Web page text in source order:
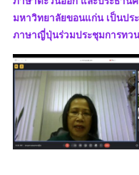
มหาวิทยาลัยขอนแก่น เป็นปร
ภาษาญี่ปุ่นร่วมประชุมการทว